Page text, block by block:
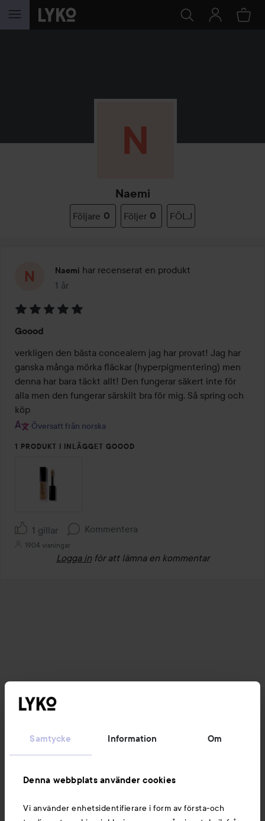
Samtycke Information Om
Denna webbplats använder cookies
Vi använder enhetsidentifierare i form av första-och
HOPPA TILL INNEHÅLLET
Naemi
Följare 0 Följer 0 FÖLJ
Naemi har recenserat en produkt
1 år
Inlägget skapades 1 år
5
av
5
Goood
verkligen den bästa concealern jag har provat! Jag har
ganska många mörka fläckar (hyperpigmentering) men
denna har bara täckt allt! Den fungerar säkert inte för
alla men den fungerar särskilt bra för mig. Så spring och
köp
Översatt från norska
1 PRODUKT I INLÄGGET GOOOD
1 gillar Kommentera
1904 visningar
Logga in för att lämna en kommentar